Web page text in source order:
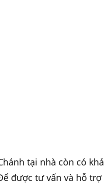
tại nhà còn có khả
được tư vấn và hỗ trợ